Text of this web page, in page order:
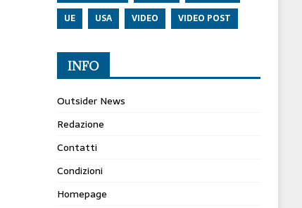
UE
USA VIDEO VIDEO POST
INFO
Outsider News
Redazione
Contatti
Condizioni
Homepage